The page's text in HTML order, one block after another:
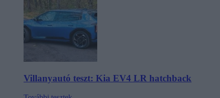
Villanyautó teszt: Kia EV4 LR hatchback